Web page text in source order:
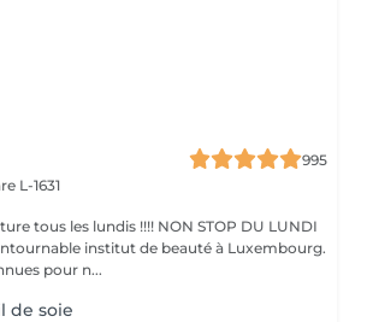
995
L-1631
tous les lundis !!!! NON STOP DU LUNDI
pour n...
de soie